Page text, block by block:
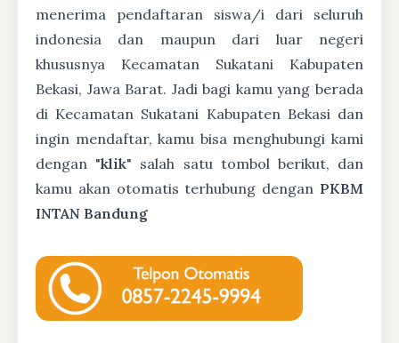
menerima pendaftaran siswa/i dari seluruh
indonesia dan maupun dari luar negeri
khususnya Kecamatan Sukatani Kabupaten
Bekasi, Jawa Barat. Jadi bagi kamu yang berada
di Kecamatan Sukatani Kabupaten Bekasi dan
ingin mendaftar, kamu bisa menghubungi kami
dengan "klik" salah satu tombol berikut, dan
kamu akan otomatis terhubung dengan PKBM
INTAN Bandung